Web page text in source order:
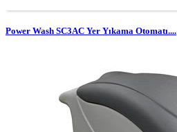
Power Wash SC3AC Yer Yıkama Otomatı....